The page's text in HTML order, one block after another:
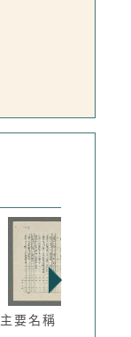
主要名稱：雪與樹